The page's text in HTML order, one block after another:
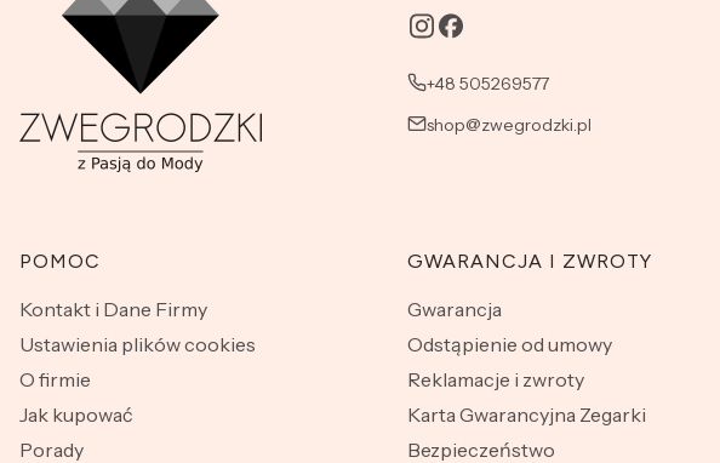
+48 505269577
shop@zwegrodzki.pl
Linki w stopce
POMOC
Kontakt i Dane Firmy
Ustawienia plików cookies
O firmie
Jak kupować
Porady
GWARANCJA I ZWROTY
Gwarancja
Odstąpienie od umowy
Reklamacje i zwroty
Karta Gwarancyjna Zegarki
Bezpieczeństwo